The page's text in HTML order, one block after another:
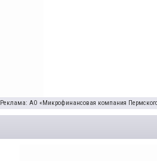
Реклама: АО «Микрофинансовая компания Пермского